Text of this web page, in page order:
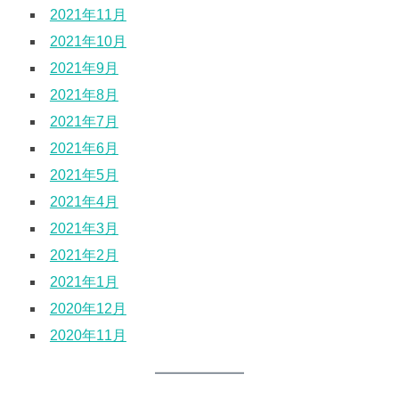
2021年11月
2021年10月
2021年9月
2021年8月
2021年7月
2021年6月
2021年5月
2021年4月
2021年3月
2021年2月
2021年1月
2020年12月
2020年11月